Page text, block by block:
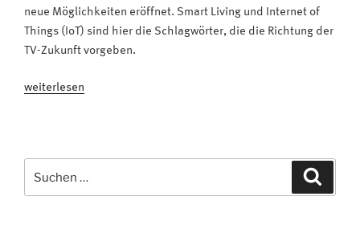
neue Möglichkeiten eröffnet. Smart Living und Internet of
Things (IoT) sind hier die Schlagwörter, die die Richtung der
TV-Zukunft vorgeben.
„Metz
Fernseher
weiterlesen
nach: